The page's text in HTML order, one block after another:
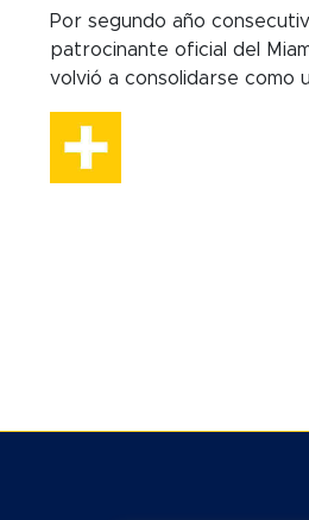
Por segundo año
patrocinante oficial del
volvió a consolidarse como